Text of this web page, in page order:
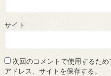
サイト
次回のコメントで使用するた
アドレス、サイトを保存する。